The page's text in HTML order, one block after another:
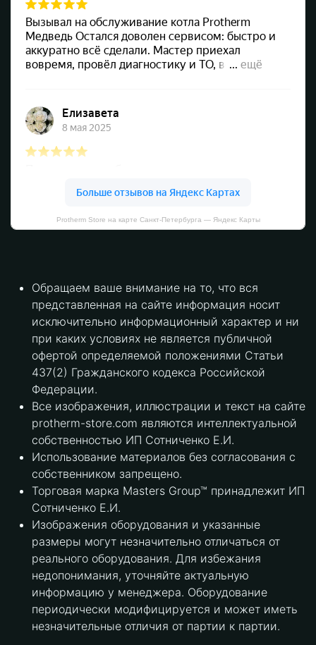
Protherm Store на карте Санкт‑Петербурга — Яндекс Карты
Обращаем ваше внимание на то, что вся
представленная на сайте информация носит
исключительно информационный характер и ни
при каких условиях не является публичной
офертой определяемой положениями Статьи
437(2) Гражданского кодекса Российской
Федерации.
Все изображения, иллюстрации и текст на сайте
protherm-store.com являются интеллектуальной
собственностью ИП Сотниченко Е.И.
Использование материалов без согласования с
собственником запрещено.
Торговая марка Masters Group™ принадлежит ИП
Сотниченко Е.И.
Изображения оборудования и указанные
размеры могут незначительно отличаться от
реального оборудования. Для избежания
недопонимания, уточняйте актуальную
информацию у менеджера. Оборудование
периодически модифицируется и может иметь
незначительные отличия от партии к партии.